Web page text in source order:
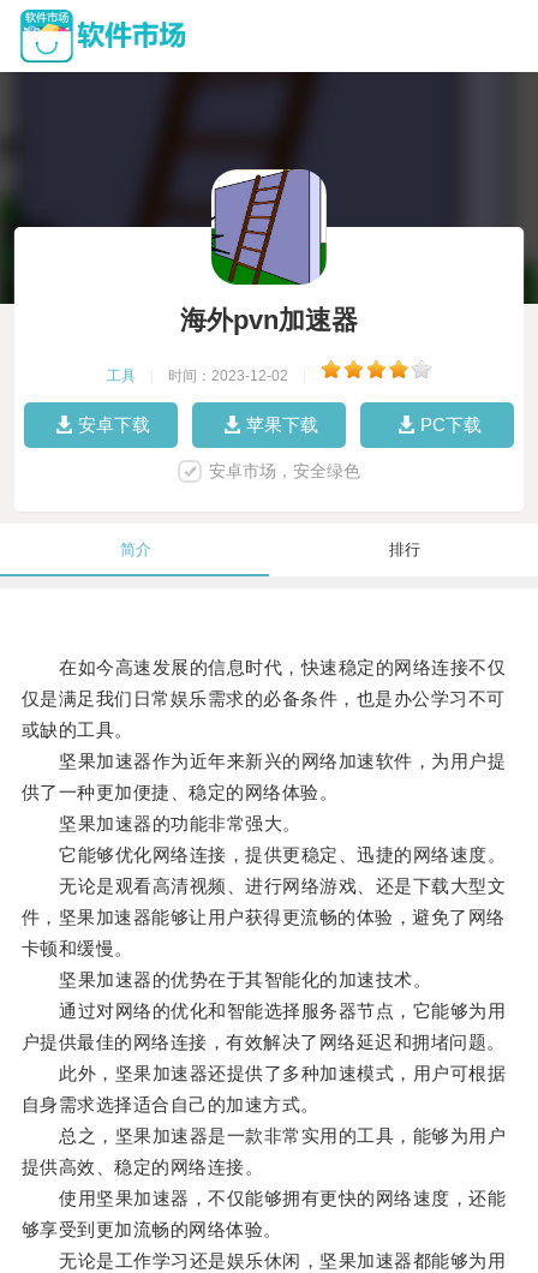
海外pvn加速器
工具 时间：2023-12-02
安卓下载 苹果下载 PC下载
安卓市场，安全绿色
简介 排行
在如今高速发展的信息时代，快速稳定的网络连接不仅
仅是满足我们日常娱乐需求的必备条件，也是办公学习不可
或缺的工具。
坚果加速器作为近年来新兴的网络加速软件，为用户提
供了一种更加便捷、稳定的网络体验。
坚果加速器的功能非常强大。
它能够优化网络连接，提供更稳定、迅捷的网络速度。
无论是观看高清视频、进行网络游戏、还是下载大型文
件，坚果加速器能够让用户获得更流畅的体验，避免了网络
卡顿和缓慢。
坚果加速器的优势在于其智能化的加速技术。
通过对网络的优化和智能选择服务器节点，它能够为用
户提供最佳的网络连接，有效解决了网络延迟和拥堵问题。
此外，坚果加速器还提供了多种加速模式，用户可根据
自身需求选择适合自己的加速方式。
总之，坚果加速器是一款非常实用的工具，能够为用户
提供高效、稳定的网络连接。
使用坚果加速器，不仅能够拥有更快的网络速度，还能
够享受到更加流畅的网络体验。
无论是工作学习还是娱乐休闲，坚果加速器都能够为用